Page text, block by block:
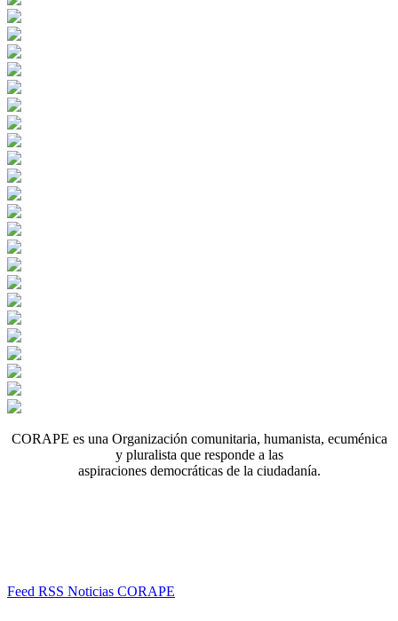
CORAPE es una Organización comunitaria, humanista, ecuménica
y pluralista que responde a las
aspiraciones democráticas de la ciudadanía.
Feed RSS Noticias CORAPE